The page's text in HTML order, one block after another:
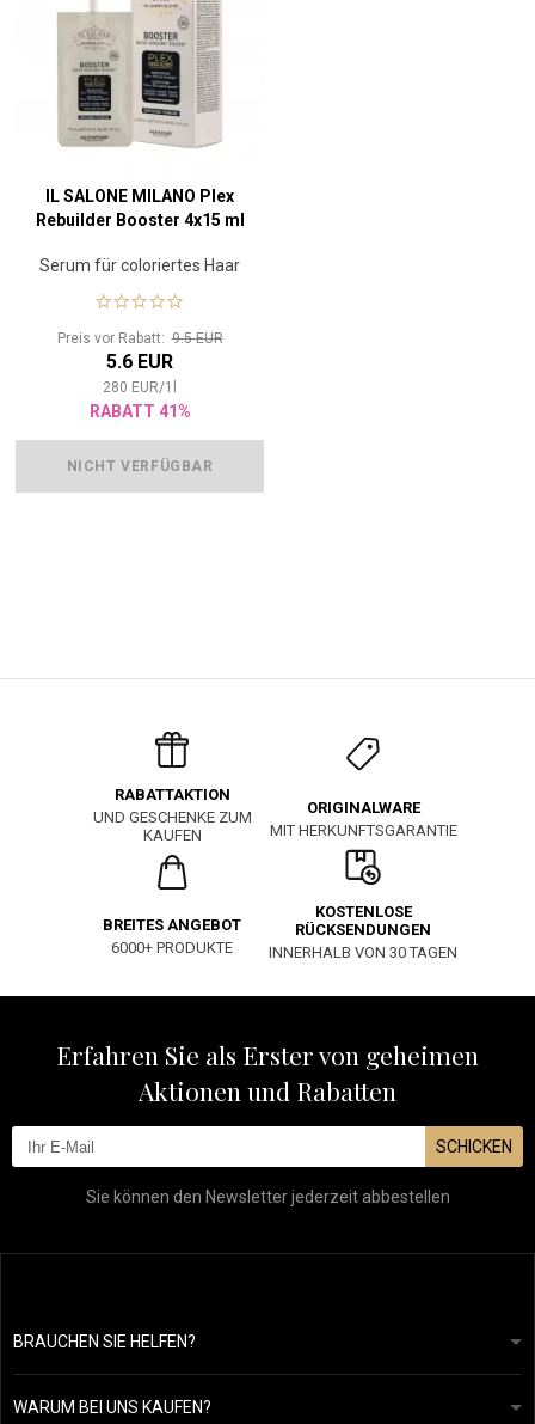
IL SALONE MILANO Plex
Rebuilder Booster 4x15 ml
Serum für coloriertes Haar
Preis vor Rabatt:9.5 EUR
5.6 EUR
280 EUR/1
RABATT 41%
NICHT VERFÜGBAR
RABATTAKTION
UND GESCHENKE ZUM
KAUFEN
ORIGINALWARE
MIT HERKUNFTSGARANTIE
BREITES ANGEBOT
6000+ PRODUKTE
KOSTENLOSE
RÜCKSENDUNGEN
INNERHALB VON 30 TAGEN
Erfahren Sie als Erster von geheimen
Aktionen und Rabatten
SCHICKEN
Sie können den Newsletter jederzeit abbestellen
BRAUCHEN SIE HELFEN?
info@mapeja.de
Wir werden innerhalb von 24 Stunden antworten.
WARUM BEI UNS KAUFEN?
Allgemeine geschäftsbedingungen
Datenschutzerklärung
Unsere Geschichte